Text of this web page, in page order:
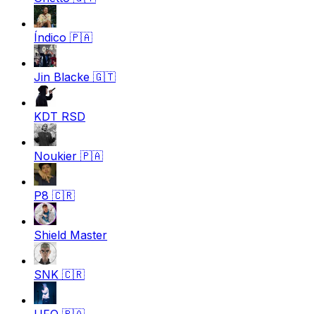
Índico 🇵🇦
Jin Blacke 🇬🇹
KDT RSD
Noukier 🇵🇦
P8 🇨🇷
Shield Master
SNK 🇨🇷